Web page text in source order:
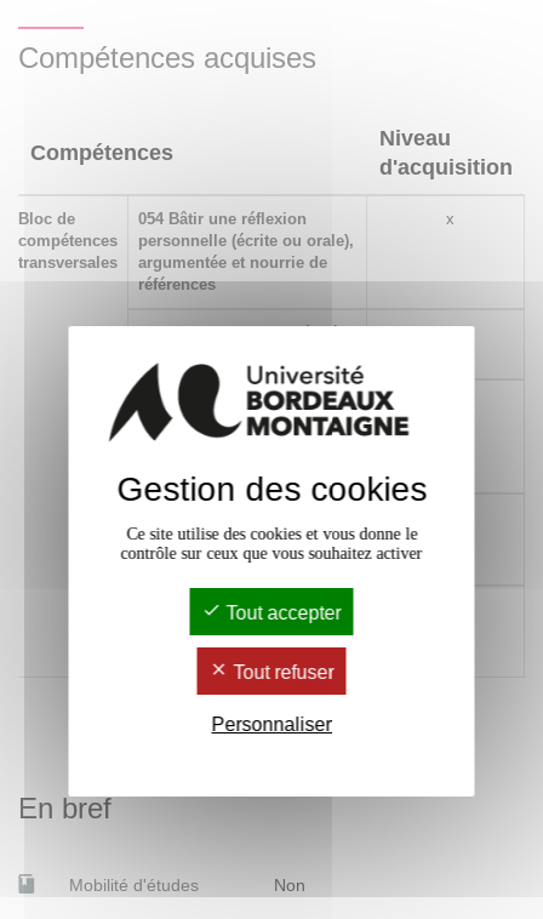
Ce TD sert également d'outil à la réalisation des
Compétences acquises
Compétences
Niveau
d'acquisition
Bloc de
compétences
transversales
054 Bâtir une réflexion
personnelle (écrite ou orale),
argumentée et nourrie de
références
x
496 Réunir et exploiter de la
documentation et des donnée
autour d’une thématique à
digitaux et numériques
avancés
146 Construire son projet
professionnel en lien avec les
métiers artistiques
En bref
Mobilité d'études Non
Gestion des cookies
Ce site utilise des cookies et vous donne le
contrôle sur ceux que vous souhaitez activer
Tout accepter
Tout refuser
Personnaliser